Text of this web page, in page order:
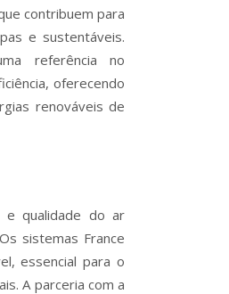
contribuem para
e sustentáveis.
referência no
oferecendo
renováveis de
e qualidade do ar
sistemas France
essencial para o
A parceria com a